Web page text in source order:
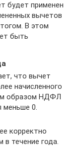
будет применен
вычетов
В этом
быть
что вычет
начисленного
образом НДФЛ
меньше 0.
корректно
течение года.